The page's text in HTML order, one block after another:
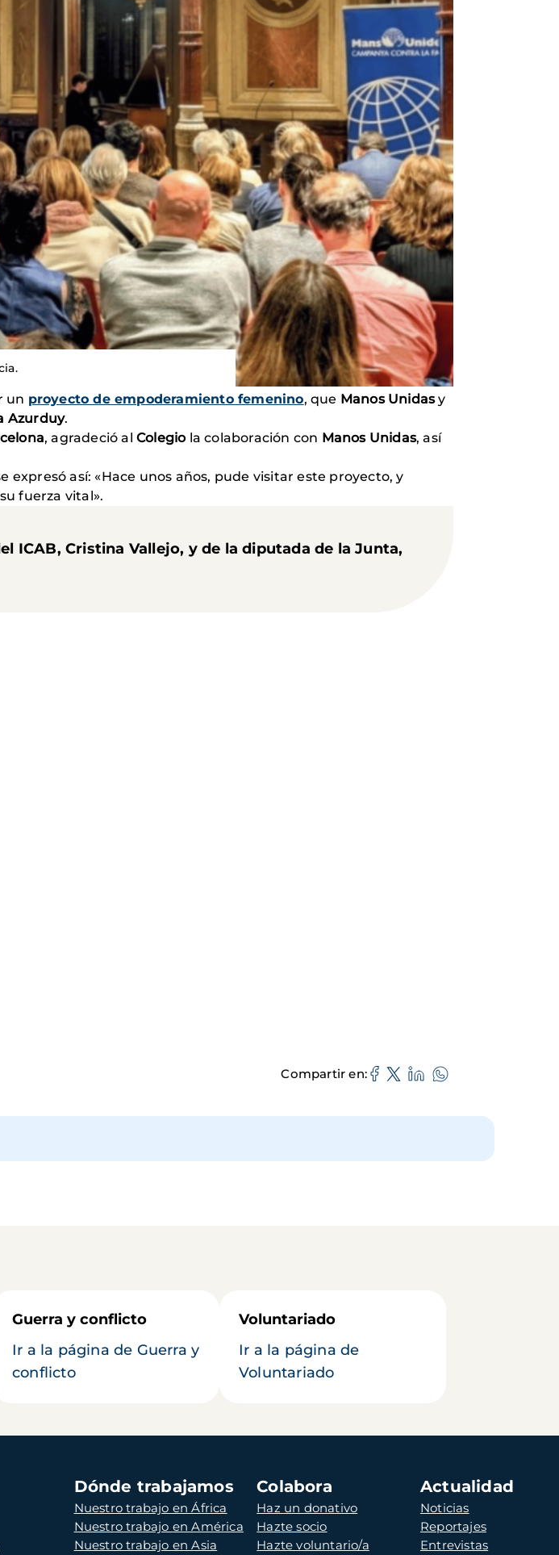
un proyecto de empoderamiento femenino, que Manos Unidasy
Azurduy.
, ​​agradeció alColegio la colaboración con Manos Unidas, así
expresó así: «Hace unos años, pude visitar este proyecto, y
fuerza vital».
ICAB,Cristina Vallejo, y de la diputada de laJunta,
Compartir en
Guerra y conflicto
Ir a la página de Guerra y
conflicto
Voluntariado
Ir a la página de
Voluntariado
Dónde trabajamos
Nuestro trabajo en África
Nuestro trabajo en América
Nuestro trabajo en Asia
Colabora
Haz un donativo
Hazte socio
Hazte voluntario/a
Actualidad
Noticias
Reportajes
Entrevistas